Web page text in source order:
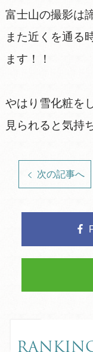
富士山の撮影は
また近くを通る
ます！！
やはり雪化粧を
見られると気持
次の記事へ